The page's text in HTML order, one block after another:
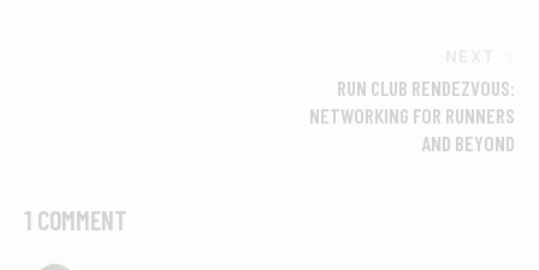
RUN CLUB RENDEZVOUS:
NETWORKING FOR RUNNERS
AND BEYOND
1 COMMENT